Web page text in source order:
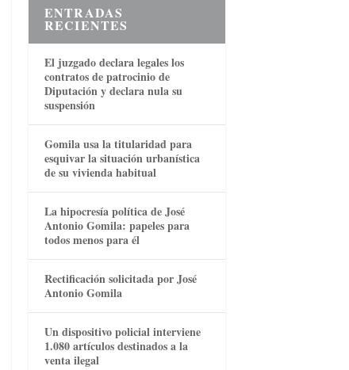
ENTRADAS
RECIENTES
El juzgado declara legales los
contratos de patrocinio de
Diputación y declara nula su
suspensión
Gomila usa la titularidad para
esquivar la situación urbanística
de su vivienda habitual
La hipocresía política de José
Antonio Gomila: papeles para
todos menos para él
Rectificación solicitada por José
Antonio Gomila
Un dispositivo policial interviene
1.080 artículos destinados a la
venta ilegal